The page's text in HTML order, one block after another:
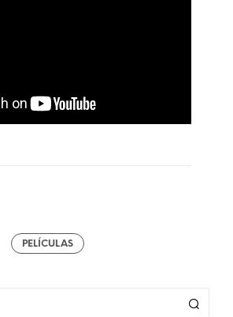
PELÍCULAS